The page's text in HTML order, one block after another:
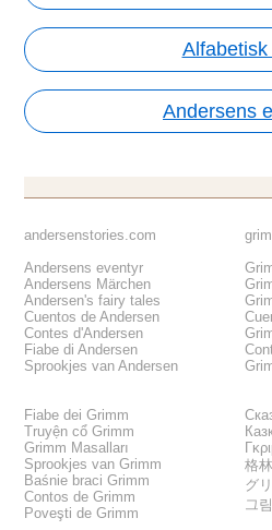
Alfabetisk
Andersens
andersenstories.com
Andersens eventyr
Andersens Märchen
Andersen's fairy tales
Cuentos de Andersen
Contes d'Andersen
Fiabe di Andersen
Sprookjes van Andersen
Fiabe dei Grimm
Truyện cổ Grimm
Grimm Masalları
Sprookjes van Grimm
Baśnie braci Grimm
Contos de Grimm
Poveşti de Grimm
格
グ
그